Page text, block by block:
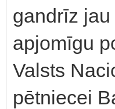
gandrīz
apjomīgu
Valsts
pētniecei